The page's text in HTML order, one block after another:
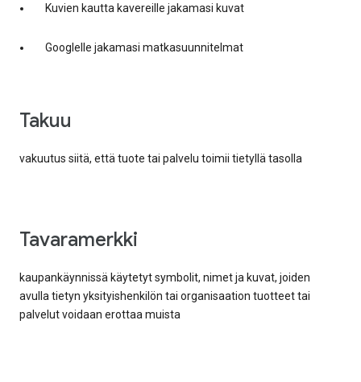
Kuvien kautta kavereille jakamasi kuvat
Googlelle jakamasi matkasuunnitelmat
takuu
vakuutus siitä, että tuote tai palvelu toimii tietyllä tasolla
tavaramerkki
kaupankäynnissä käytetyt symbolit, nimet ja kuvat, joiden
avulla tietyn yksityishenkilön tai organisaation tuotteet tai
palvelut voidaan erottaa muista